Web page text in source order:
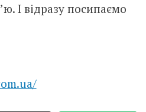
І відразу посипаємо